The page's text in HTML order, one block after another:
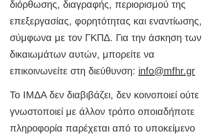
διόρθωσης, διαγραφής, περιορισμού της
επεξεργασίας, φορητότητας και εναντίωσης,
σύμφωνα με τον ΓΚΠΔ. Για την άσκηση των
δικαιωμάτων αυτών, μπορείτε να
επικοινωνείτε στη διεύθυνση: info@mfhr.gr
Το ΙΜΔΑ δεν διαβιβάζει, δεν κοινοποιεί ούτε
γνωστοποιεί με άλλον τρόπο οποιαδήποτε
πληροφορία παρέχεται από το υποκείμενο